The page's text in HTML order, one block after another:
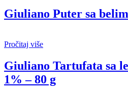
Giuliano Puter sa
Pročitaj više
Giuliano Tartufata sa
1% – 80 g